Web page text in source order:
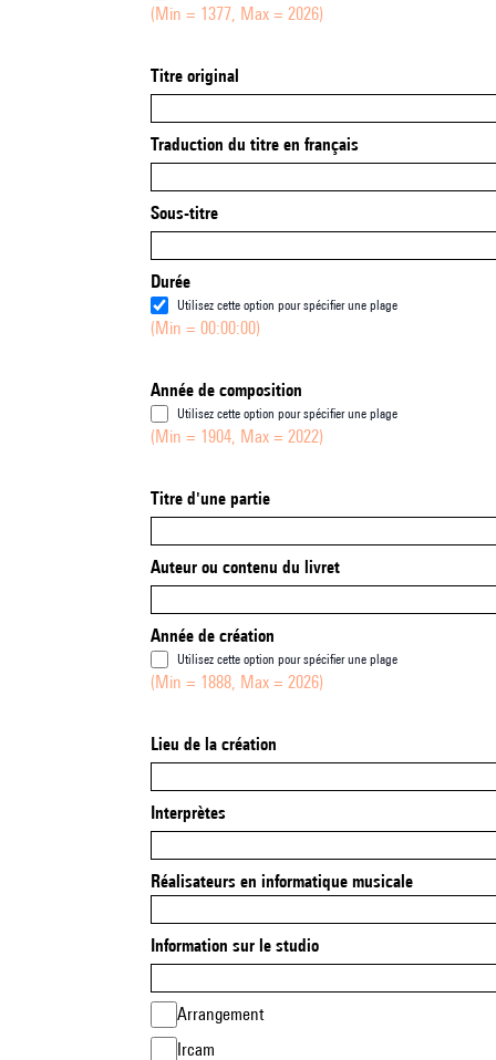
(Min = 1377, Max = 2026)
Titre original
Traduction du titre en français
Sous-titre
Durée
Utilisez cette option pour spécifier une plage
(Min = 00:00:00)
Année de composition
Utilisez cette option pour spécifier une plage
(Min = 1904, Max = 2022)
Titre d'une partie
Auteur ou contenu du livret
Année de création
Utilisez cette option pour spécifier une plage
(Min = 1888, Max = 2026)
Lieu de la création
Interprètes
Réalisateurs en informatique musicale
Information sur le studio
Arrangement
Ircam